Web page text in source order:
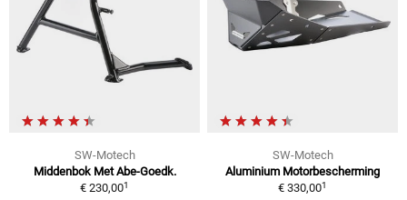
SW-Motech
Middenbok Met Abe-Goedk.
€ 230,001
SW-Motech
Aluminium Motorbescherming
€ 330,001